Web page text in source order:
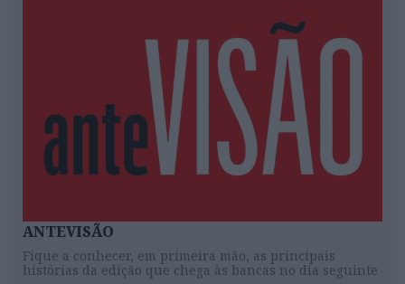
ANTEVISÃO
Fique a conhecer, em primeira mão, as principais
histórias da edição que chega às bancas no dia seguinte